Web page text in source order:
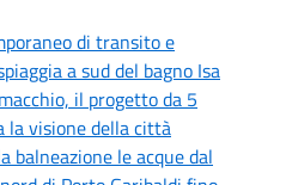
di transito e
a sud del bagno Isa
il progetto da 5
la visione della città
balneazione le acque dal